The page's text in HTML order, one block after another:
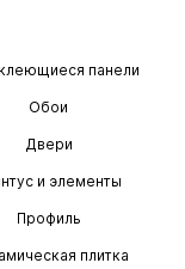
панели
Обои
Двери
и элементы
Профиль
плитка